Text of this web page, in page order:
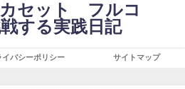
セット フルコ
する実践日記
イバシーポリシー サイトマップ